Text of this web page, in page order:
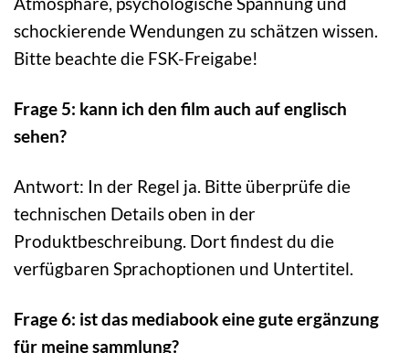
schockierende Wendungen zu schätzen wissen.
Bitte beachte die FSK-Freigabe!
Frage 5: kann ich den film auch auf englisch
sehen?
Antwort: In der Regel ja. Bitte überprüfe die
technischen Details oben in der
Produktbeschreibung. Dort findest du die
verfügbaren Sprachoptionen und Untertitel.
Frage 6: ist das mediabook eine gute ergänzung
für meine sammlung?